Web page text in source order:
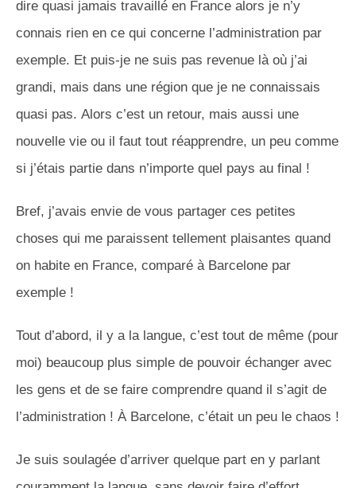
dire quasi jamais travaillé en France alors je n’y
connais rien en ce qui concerne l’administration par
exemple. Et puis-je ne suis pas revenue là où j’ai
grandi, mais dans une région que je ne connaissais
quasi pas. Alors c’est un retour, mais aussi une
nouvelle vie ou il faut tout réapprendre, un peu comme
si j’étais partie dans n’importe quel pays au final !
Bref, j’avais envie de vous partager ces petites
choses qui me paraissent tellement plaisantes quand
on habite en France, comparé à Barcelone par
exemple !
Tout d’abord, il y a la langue, c’est tout de même (pour
moi) beaucoup plus simple de pouvoir échanger avec
les gens et de se faire comprendre quand il s’agit de
l’administration ! À Barcelone, c’était un peu le chaos !
Je suis soulagée d’arriver quelque part en y parlant